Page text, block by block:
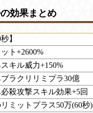
効果まとめ
】
ト+2600%
キル威力+150%
ブラクリリミプラ30億
殺攻撃スキル効果+5回
ミットプラス50万(60秒)